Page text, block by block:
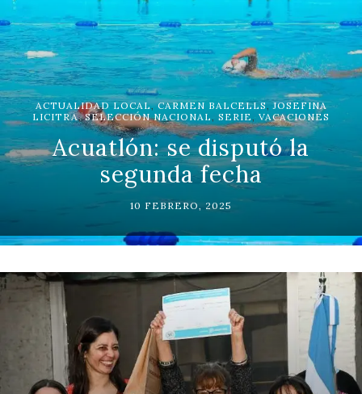
ACTUALIDAD LOCAL,CARMEN BALCELLS,JOSEFINA
LICITRA,SELECCIÓN NACIONAL SERIE VACACIONES
Acuatlón: se disputó la
segunda fecha
10 FEBRERO, 2025